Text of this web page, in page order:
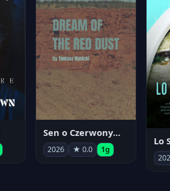
Sen o Czerwonym Pyle
2026 ★ 0.0 1g
Lo